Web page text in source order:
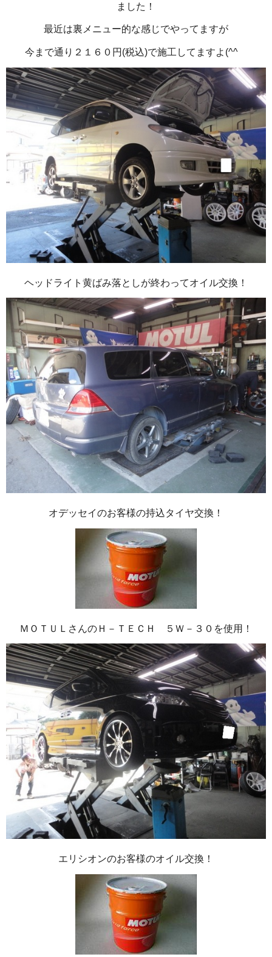
ました！
最近は裏メニュー的な感じでやってますが
今まで通り２１６０円(税込)で施工してますよ(^^ゞ
ヘッドライト黄ばみ落としが終わってオイル交換！
オデッセイのお客様の持込タイヤ交換！
ＭＯＴＵＬさんのＨ－ＴＥＣＨ ５Ｗ－３０を使用！
エリシオンのお客様のオイル交換！